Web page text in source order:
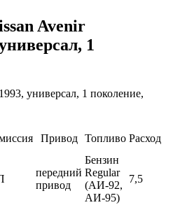
Avenir
1
Привод Топливо Расход
передний
привод
Бензин
Regular
(АИ-92,
АИ-95)
7,5